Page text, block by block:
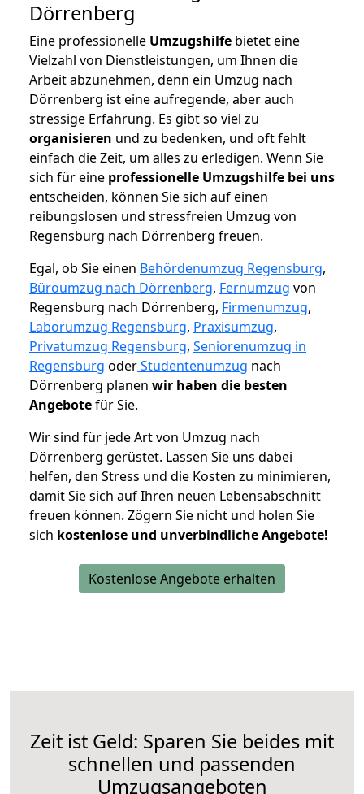
Dörrenberg
Eine professionelle Umzugshilfe bietet eine
Vielzahl von Dienstleistungen, um Ihnen die
Arbeit abzunehmen, denn ein Umzug nach
Dörrenberg ist eine aufregende, aber auch
stressige Erfahrung. Es gibt so viel zu
organisieren und zu bedenken, und oft fehlt
einfach die Zeit, um alles zu erledigen. Wenn Sie
sich für eine professionelle Umzugshilfe bei uns
entscheiden, können Sie sich auf einen
reibungslosen und stressfreien Umzug von
Regensburg nach Dörrenberg freuen.
Egal, ob Sie einen Behördenumzug Regensburg,
Büroumzug nach Dörrenberg, Fernumzug von
Regensburg nach Dörrenberg, Firmenumzug,
Laborumzug Regensburg, Praxisumzug,
Privatumzug Regensburg, Seniorenumzug in
Regensburg oderStudentenumzug nach
Dörrenberg planen wir haben die besten
Angebotefür Sie.
Wir sind für jede Art von Umzug nach
Dörrenberg gerüstet. Lassen Sie uns dabei
helfen, den Stress und die Kosten zu minimieren,
damit Sie sich auf Ihren neuen Lebensabschnitt
freuen können. Zögern Sie nicht und holen Sie
sich kostenlose und unverbindliche Angebote!
Kostenlose Angebote erhalten
Zeit ist Geld: Sparen Sie beides mit
schnellen und passenden
Umzugsangeboten